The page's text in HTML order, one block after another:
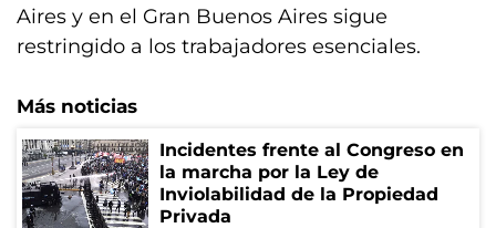
Aires y en el Gran Buenos Aires sigue
restringido a los trabajadores esenciales.
Más noticias
Incidentes frente al Congreso en
la marcha por la Ley de
Inviolabilidad de la Propiedad
Privada